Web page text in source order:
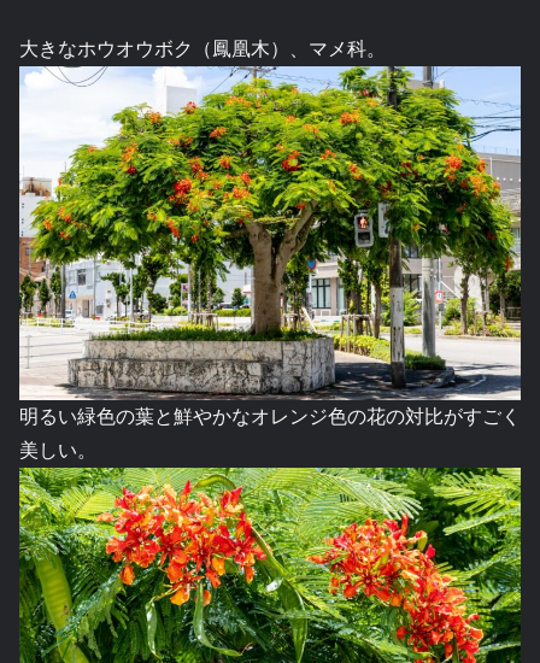
大きなホウオウボク（鳳凰木）、マメ科。
明るい緑色の葉と鮮やかなオレンジ色の花の対比がすごく
美しい。